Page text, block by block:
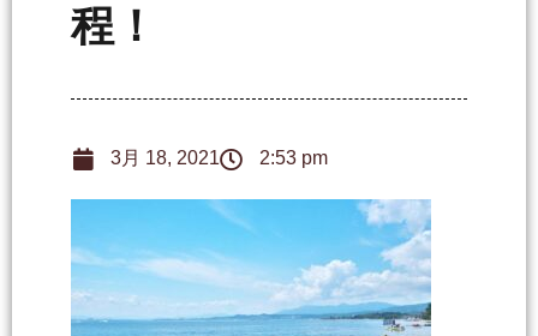
程！
3月 18, 2021 2:53 pm